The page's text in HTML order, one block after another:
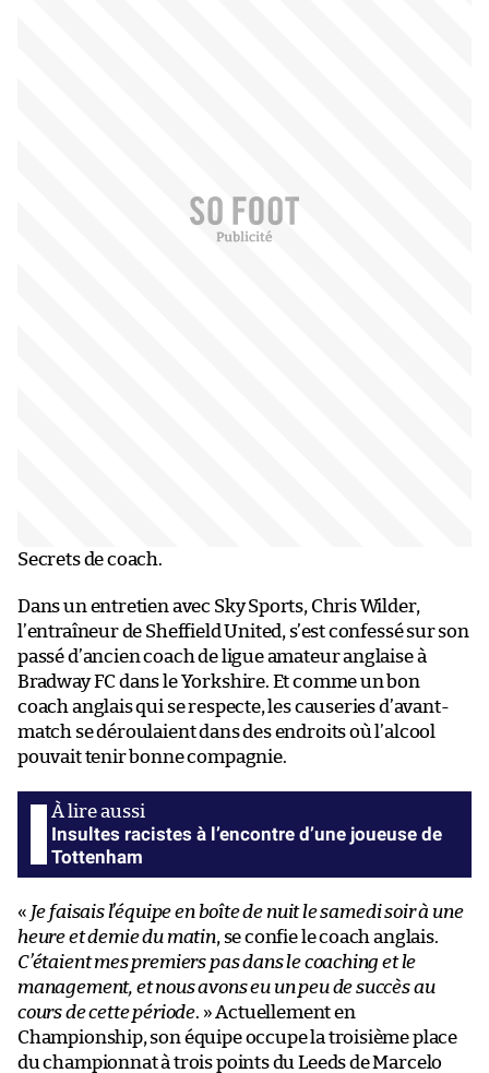
Secrets de coach.
Dans un entretien avec Sky Sports, Chris Wilder,
l’entraîneur de Sheffield United, s’est confessé sur son
passé d’ancien coach de ligue amateur anglaise à
Bradway FC dans le Yorkshire. Et comme un bon
coach anglais qui se respecte, les causeries d’avant-
match se déroulaient dans des endroits où l’alcool
pouvait tenir bonne compagnie.
Insultes racistes à l’encontre d’une joueuse de
Tottenham
« Je faisais l’équipe en boîte de nuit le samedi soir à une
heure et demie du matin, se confie le coach anglais.
C’étaient mes premiers pas dans le coaching et le
management, et nous avons eu un peu de succès au
cours de cette période. » Actuellement en
Championship, son équipe occupe la troisième place
du championnat à trois points du Leeds de Marcelo